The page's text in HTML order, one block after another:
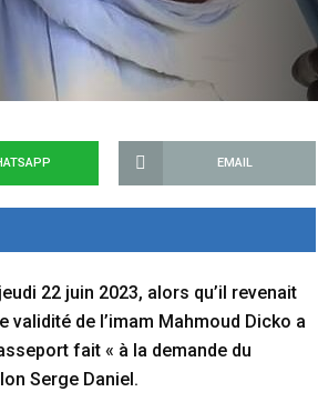
EMAIL
22 juin 2023, alors qu’il revenait
de l’imam Mahmoud Dicko a
fait « à la demande du
Serge Daniel.